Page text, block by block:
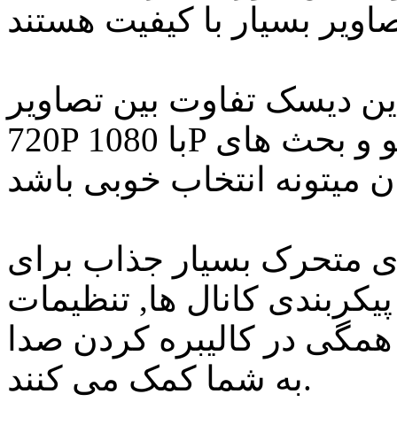
دیسک تفاوت بین تصاویر
720P با 1080P واقعی است, که حتما برای دمو و بحث های
متحرک بسیار جذاب برای
کانال ها, تنظیمات
در کالیبره کردن صدا
به شما کمک می کنند.